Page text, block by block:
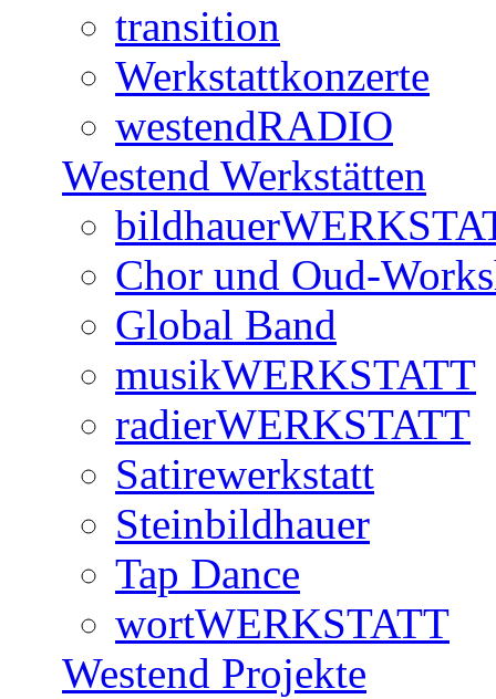
transition
Werkstattkonzerte
westendRADIO
Westend Werkstätten
Chor und Oud-
Global Band
musikWERKSTATT
radierWERKSTATT
Satirewerkstatt
Steinbildhauer
Tap Dance
wortWERKSTATT
Westend Projekte